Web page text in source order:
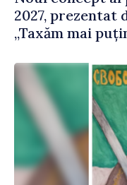
2027, prezentat
„Taxăm mai
taxarea